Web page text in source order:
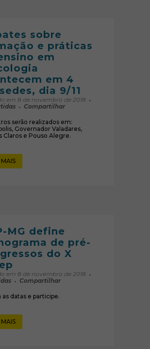
sobre
e práticas
em
em 4
dia 9/11
em 8 de novembro de 2018
Compartilhar
serão realizados em:
Governador Valadares,
Claros e Pouso Alegre.
MG define
de pré-
do X
em 8 de novembro de 2018
Compartilhar
as datas e participe.